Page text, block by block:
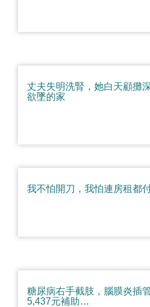
丈夫失明洗腎，她白天顧攤
欲墜的家
我不怕開刀，我怕連房租都
糖尿病右手截肢，腦膜炎插
5,437元補助…